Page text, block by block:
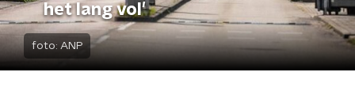
het lang vol'
foto: ANP